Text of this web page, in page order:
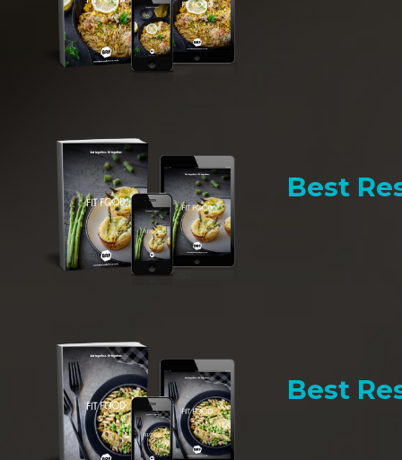
Best
Best